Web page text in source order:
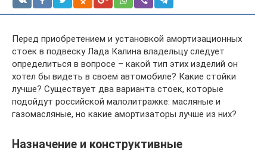
Перед приобретением и установкой амортизационных
стоек в подвеску Лада Калина владельцу следует
определиться в вопросе – какой тип этих изделий он
хотел бы видеть в своем автомобиле? Какие стойки
лучше? Существует два варианта стоек, которые
подойдут российской малолитражке: масляные и
газомасляные, но какие амортизаторы лучше из них?
Назначение и конструктивные